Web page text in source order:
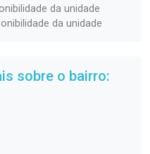
da unidade
da unidade
sobre o bairro: